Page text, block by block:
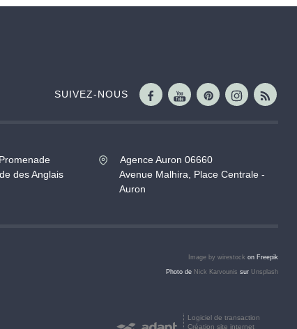
SUIVEZ-NOUS
des Anglais
Agence Auron 06660
Avenue Malhira, Place Centrale -
Auron
Image by wirestock on Freepik
Photo de Nick Karvounis sur Unsplash
Logiciel de transaction
Création site internet